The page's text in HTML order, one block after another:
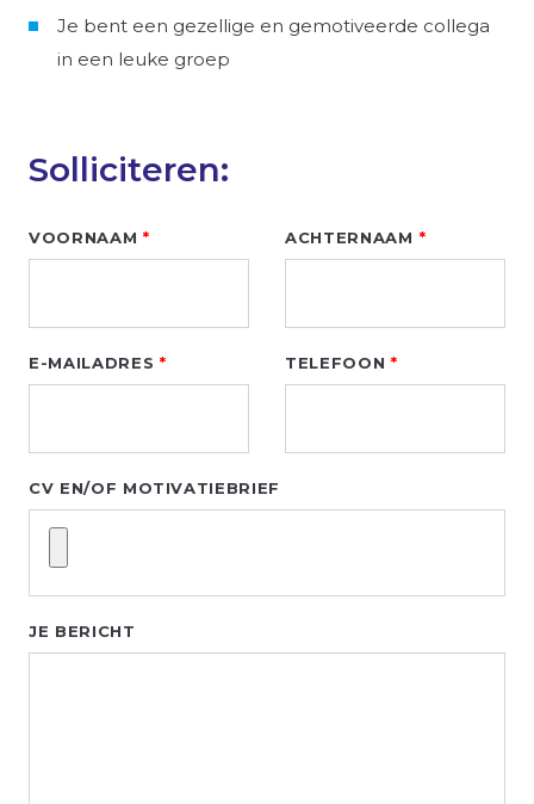
Je bent een gezellige en gemotiveerde collega
in een leuke groep
Solliciteren:
Leave
this
VOORNAAM ACHTERNAAM
E-MAILADRES TELEFOON
CV EN/OF MOTIVATIEBRIEF
JE BERICHT